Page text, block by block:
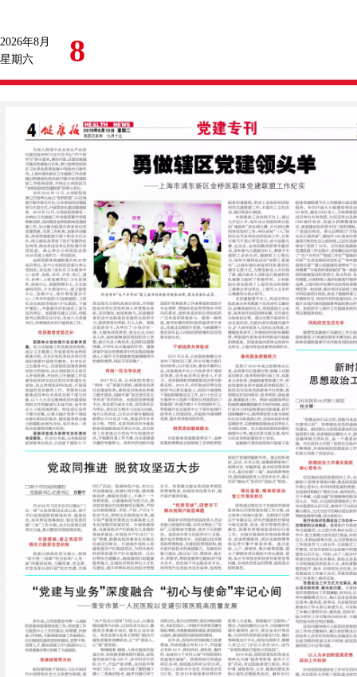
2026年8月
星期六
8